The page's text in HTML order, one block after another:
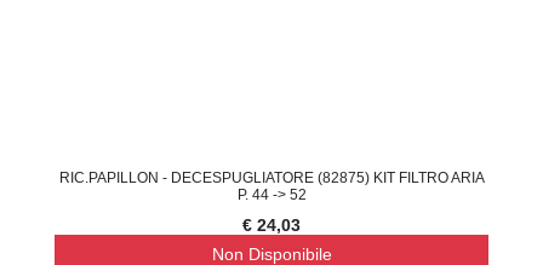
RIC.PAPILLON - DECESPUGLIATORE (82875) KIT FILTRO ARIA
P. 44 -> 52
€ 24,03
Non Disponibile